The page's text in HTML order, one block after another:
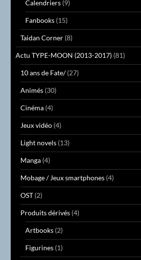
Calendriers (9)
Fanbooks (15)
Taidan Corner (8)
Actu TYPE-MOON (2013-2017) (81)
10 ans de Fate/(27)
Animés (30)
Cinéma (4)
Jeux vidéo (4)
Light novels (13)
Manga (4)
Mobage / Jeux smartphones (4)
OST (2)
Produits dérivés (4)
Artbooks (2)
Figurines (1)